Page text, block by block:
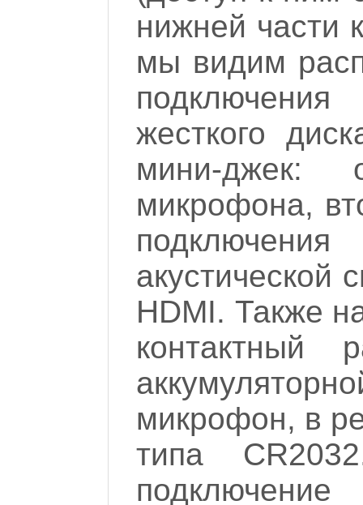
нижней части
мы видим
жесткого
мини-джек:
микрофона,
акустической
HDMI. Также
контактный
микрофон, в
типа